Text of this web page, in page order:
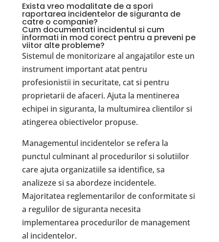
Exista vreo modalitate de a spori
raportarea incidentelor de siguranta de
catre o companie?
Cum documentati incidentul si cum
informati in mod corect pentru a preveni pe
viitor alte probleme?
Sistemul de monitorizare al angajatilor este un
instrument important atat pentru
profesionistii in securitate, cat si pentru
proprietarii de afaceri. Ajuta la mentinerea
echipei in siguranta, la multumirea clientilor si
atingerea obiectivelor propuse.
Managementul incidentelor se refera la
punctul culminant al procedurilor si solutiilor
care ajuta organizatiile sa identifice, sa
analizeze si sa abordeze incidentele.
Majoritatea reglementarilor de conformitate si
a regulilor de siguranta necesita
implementarea procedurilor de management
al incidentelor.